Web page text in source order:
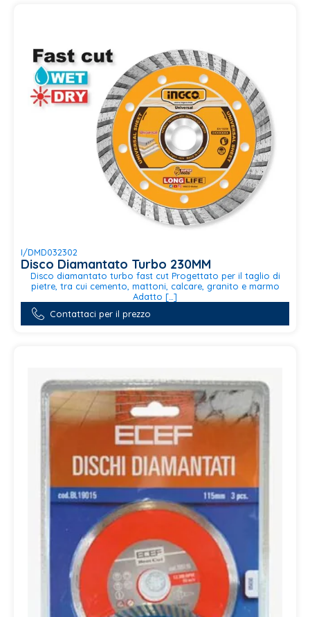
I/DMD032302
Disco Diamantato Turbo 230MM
Disco diamantato turbo fast cut Progettato per il taglio di
pietre, tra cui cemento, mattoni, calcare, granito e marmo
Adatto […]
Contattaci per il prezzo